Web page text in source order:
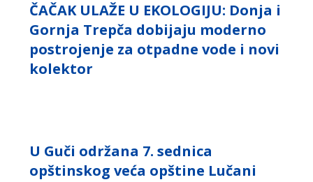
ČAČAK ULAŽE U EKOLOGIJU: Donja i
Gornja Trepča dobijaju moderno
postrojenje za otpadne vode i novi
kolektor
U Guči održana 7. sednica
opštinskog veća opštine Lučani